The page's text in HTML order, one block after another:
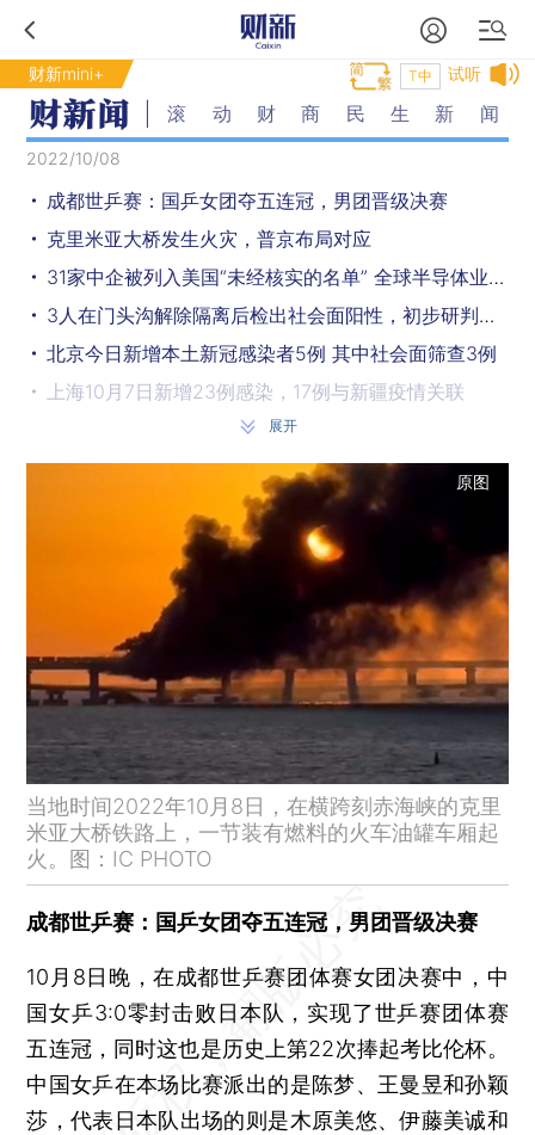
财新mini+ 试听
T中
滚动财商民生新闻
2022/10/08
成都世乒赛：国乒女团夺五连冠，男团晋级决赛
克里米亚大桥发生火灾，普京布局对应
31家中企被列入美国“未经核实的名单” 全球半导体业恐雪上加霜
3人在门头沟解除隔离后检出社会面阳性，初步研判为气溶胶传播
北京今日新增本土新冠感染者5例 其中社会面筛查3例
上海10月7日新增23例感染，17例与新疆疫情关联
“离疆客”乘大客车被甩频现，陕西警方发通告
因阳性病例漏管失控问题，四川凉山多人被通报
国庆档电影票房创近七年新低 受哪些因素影响？
华为监事会副主席丁耘突发疾病去世
美国非农就业数据出炉 强化市场对美联储继续升息的预期
李佳琦复出带火A股化妆品板块 这个双11可期吗
10月7日全国新增447+1301例新冠 内蒙古、新疆、湖北单日过百
隐瞒行程给女儿办婚礼致16人感染 山西一阳性男子被立案
上海10月7日新增本土2+21例 社会面筛查3例
展开
原图
当地时间2022年10月8日，在横跨刻赤海峡的克里
米亚大桥铁路上，一节装有燃料的火车油罐车厢起
火。图：IC PHOTO
成都世乒赛：国乒女团夺五连冠，男团晋级决赛
10月8日晚，在成都世乒赛团体赛女团决赛中，中
国女乒3:0零封击败日本队，实现了世乒赛团体赛
五连冠，同时这也是历史上第22次捧起考比伦杯。
中国女乒在本场比赛派出的是陈梦、王曼昱和孙颖
莎，代表日本队出场的则是木原美悠、伊藤美诚和